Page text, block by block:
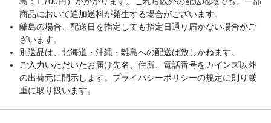
商品において追加送料が発生する場合がございます。
離島の場合、配送日を指定しても指定日通り届かない場合がご
ざいます。
別送品は、北海道・沖縄・離島への配送は致しかねます。
ご入力いただいたお届け先名、住所、電話番号をカインズ以外
の出荷元に開示します。プライバシーポリシーの規定に則り厳
重に取り扱います。